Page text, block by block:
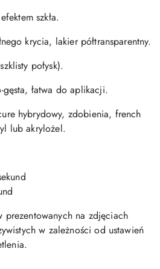
szkła.
krycia, lakier półtransparentny.
połysk).
gęsta, łatwa do aplikacji.
hybrydowy, zdobienia, french
lub akrylożel.
na zdjęciach
w zależności od ustawień